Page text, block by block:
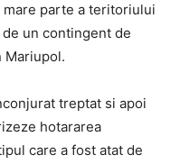
mare parte a teritoriului
un contingent de
Mariupol.
treptat si apoi
hotararea
care a fost atat de